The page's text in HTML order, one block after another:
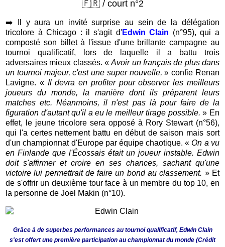
🇫🇷 / court n°2
➡️
Il y aura un invité surprise au sein de la délégation
tricolore à Chicago : il s'agit d'Edwin Clain (n°95), qui a
composté son billet à l'issue d'une brillante campagne au
tournoi qualificatif, lors de laquelle il a battu trois
adversaires mieux classés. «Avoir un français de plus dans
un tournoi majeur, c'est une super nouvelle, » confie Renan
Lavigne. «Il devra en profiter pour observer les meilleurs
joueurs du monde, la manière dont ils préparent leurs
matches etc. Néanmoins, il n'est pas là pour faire de la
figuration d'autant qu'il a eu le meilleur tirage possible.» En
effet, le jeune tricolore sera opposé à Rory Stewart (n°56),
qui l'a certes nettement battu en début de saison mais sort
d'un championnat d'Europe par équipe chaotique. «On a vu
en Finlande que l'Écossais était un joueur instable. Edwin
doit s'affirmer et croire en ses chances, sachant qu'une
victoire lui permettrait de faire un bond au classement. » Et
de s'offrir un deuxième tour face à un membre du top 10, en
la personne de Joel Makin (n°10).
Grâce à de superbes performances au tournoi qualificatif, Edwin Clain
s'est offert une première participation au championnat du monde (Crédit